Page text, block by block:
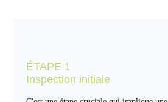
ÉTAPE 1
Inspection initiale